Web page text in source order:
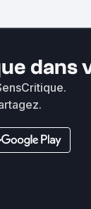
dans